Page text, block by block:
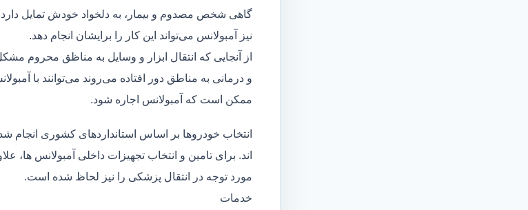
گاهی شخص مصدوم و بیمار، به دلخواد خودش تمایل
نیز آمبولانس می‌تواند این کار را برایشان انجام دهد.
از آنجایی که انتقال ابزار و وسایل به مناظق محروم
و درمانی به مناطق دور افتاده می‌روند می‌توانند با
ممکن است که آمبولانس اجاره شود.
انتخاب خودروها بر اساس استانداردهای کشوری انجام
اند. برای تامین و انتخاب تجهیزات داخلی آمبولانس ها،
مورد توجه در انتقال پزشکی را نیز لحاظ شده است.
خدمات